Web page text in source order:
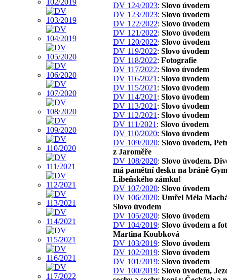
DV 124/2023: Slovo úvodem
DV 123/2023: Slovo úvodem
DV 122/2022: Slovo úvodem
DV 121/2022: Slovo úvodem
DV 120/2022: Slovo úvodem
DV 119/2022: Slovo úvodem
DV 118/2022: Fotografie
DV 117/2022: Slovo úvodem
DV 116/2021 : Slovo úvodem
DV 115/2021 : Slovo úvodem
DV 114/2021 : Slovo úvodem
DV 113/2021 : Slovo úvodem
DV 112/2021 : Slovo úvodem
DV 111/2021 : Slovo úvodem
DV 110/2020: Slovo úvodem
DV 109/2020: Slovo úvodem,
z Jaroměře
DV 108/2020: Slovo úvodem.
má pamětní desku na bráně
Libeňského zámku!
DV 107/2020: Slovo úvodem
DV 106/2020: Umřel Méla
Slovo úvodem
DV 105/2020: Slovo úvodem
DV 104/2019: Slovo úvodem a
Martina Koubková
DV 103/2019: Slovo úvodem
DV 102/2019: Slovo úvodem
DV 101/2019: Slovo úvodem
DV 100/2019: Slovo úvodem,